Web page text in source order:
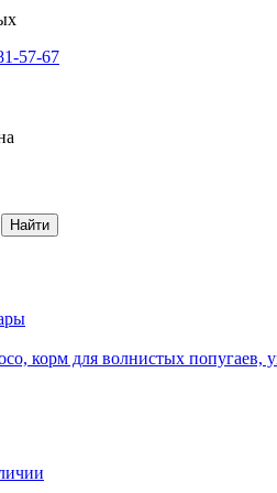
57-67
Найти
корм для волнистых попугаев,